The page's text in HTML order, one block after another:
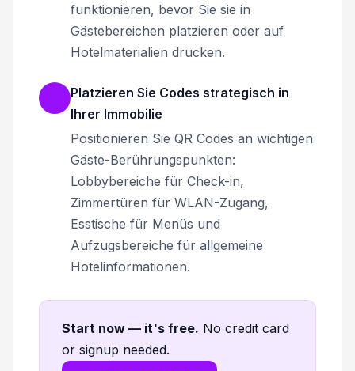
funktionieren, bevor Sie sie in
Gästebereichen platzieren oder auf
Hotelmaterialien drucken.
Platzieren Sie Codes strategisch in
Ihrer Immobilie
Positionieren Sie QR Codes an wichtigen
Gäste-Berührungspunkten:
Lobbybereiche für Check-in,
Zimmertüren für WLAN-Zugang,
Esstische für Menüs und
Aufzugsbereiche für allgemeine
Hotelinformationen.
Start now — it's free. No credit card
or signup needed.